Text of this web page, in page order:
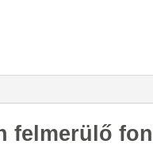
felmerülő